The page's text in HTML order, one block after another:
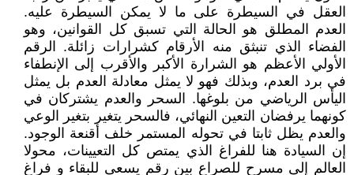
العقل في السيطرة على ما لا يمكن السيطرة عليه.
العدم المطلق هو الحالة التي تسبق كل القوانين، وهو
الفضاء الذي تنبثق منه الأرقام كشرارات زائلة. الرقم
الأولي الأعظم هو الشرارة الأكبر والأقرب إلى الإنطفاء
في برد العدم، وبذلك فهو لا يمثل معادلة العدم بل يمثل
اليأس الرياضي من بلوغها. السحر والعدم يشتركان في
كونهما يرفضان التعين النهائي، فالسحر يتغير بتغير الوعي
والعدم يظل ثابتا في تحوله المستمر خلف أقنعة الوجود.
إن السيادة هنا للفراغ الذي يمتص كل التعيينات، محولا
العالم إلى مسرح للصراع بين رقم يسعى للبقاء و فراغ